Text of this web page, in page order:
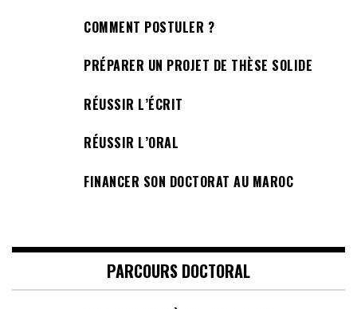
COMMENT POSTULER ?
PRÉPARER UN PROJET DE THÈSE SOLIDE
RÉUSSIR L’ÉCRIT
RÉUSSIR L’ORAL
FINANCER SON DOCTORAT AU MAROC
PARCOURS DOCTORAL